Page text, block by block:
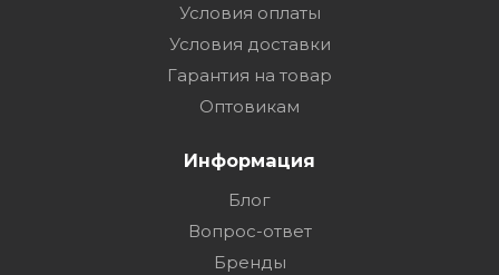
Условия оплаты
Условия доставки
Гарантия на товар
Оптовикам
Информация
Блог
Вопрос-ответ
Бренды